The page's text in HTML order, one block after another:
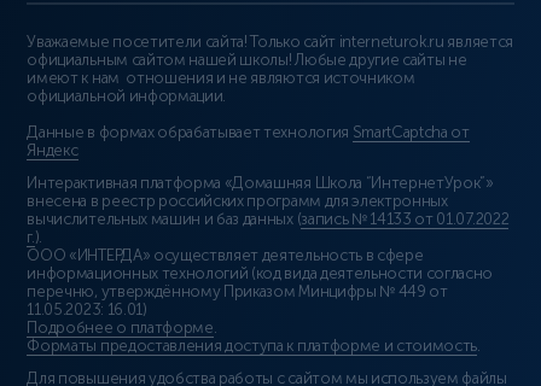
Уважаемые посетители сайта! Только сайт interneturok.ru является
официальным сайтом нашей школы! Любые другие сайты не
имеют к нам отношения и не являются источником
официальной информации.
Данные в формах обрабатывает технология SmartCaptcha от
Яндекс
Интерактивная платформа «Домашняя Школа “ИнтернетУрок”»
внесена в реестр российских программ для электронных
вычислительных машин и баз данных (запись № 14133 от 01.07.2022
г.).
ООО «ИНТЕРДА» осуществляет деятельность в сфере
информационных технологий (код вида деятельности согласно
перечню, утверждённому Приказом Минцифры № 449 от
11.05.2023: 16.01)
Подробнее о платформе.
Форматы предоставления доступа к платформе и стоимость.
Для повышения удобства работы с сайтом мы используем файлы